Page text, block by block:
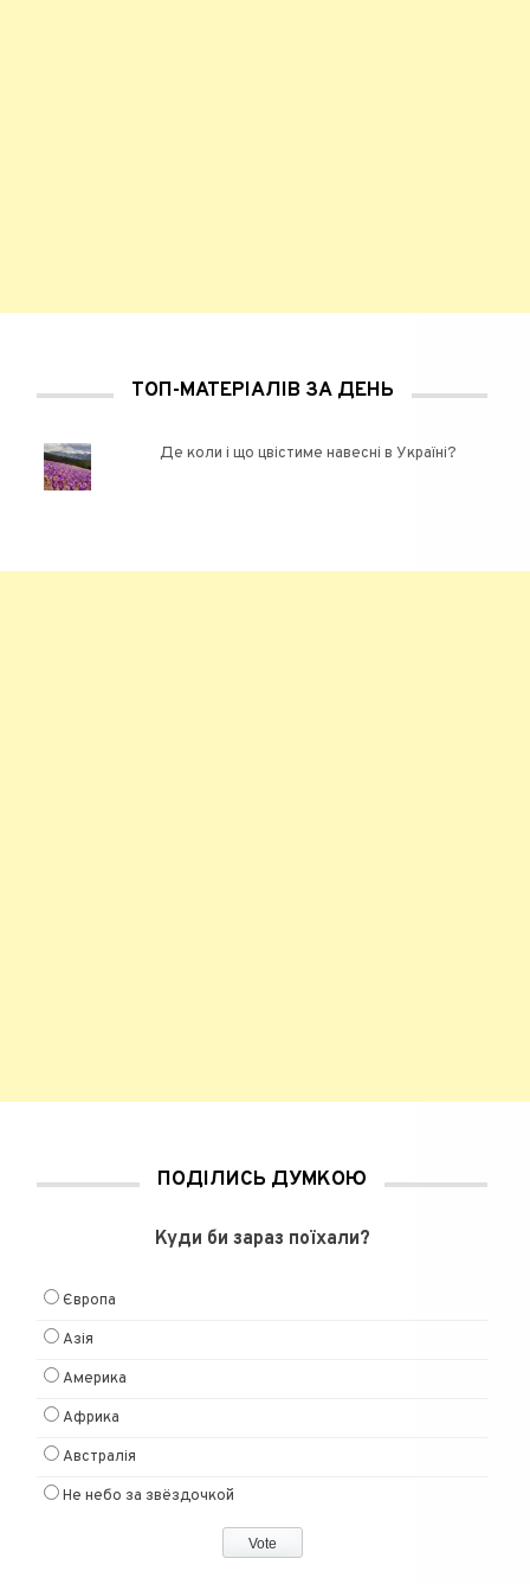
ТОП-МАТЕРІАЛІВ ЗА ДЕНЬ
Де коли і що цвістиме навесні в Україні?
ПОДІЛИСЬ ДУМКОЮ
Куди би зараз поїхали?
Європа
Азія
Америка
Африка
Австралія
Не небо за звёздочкой